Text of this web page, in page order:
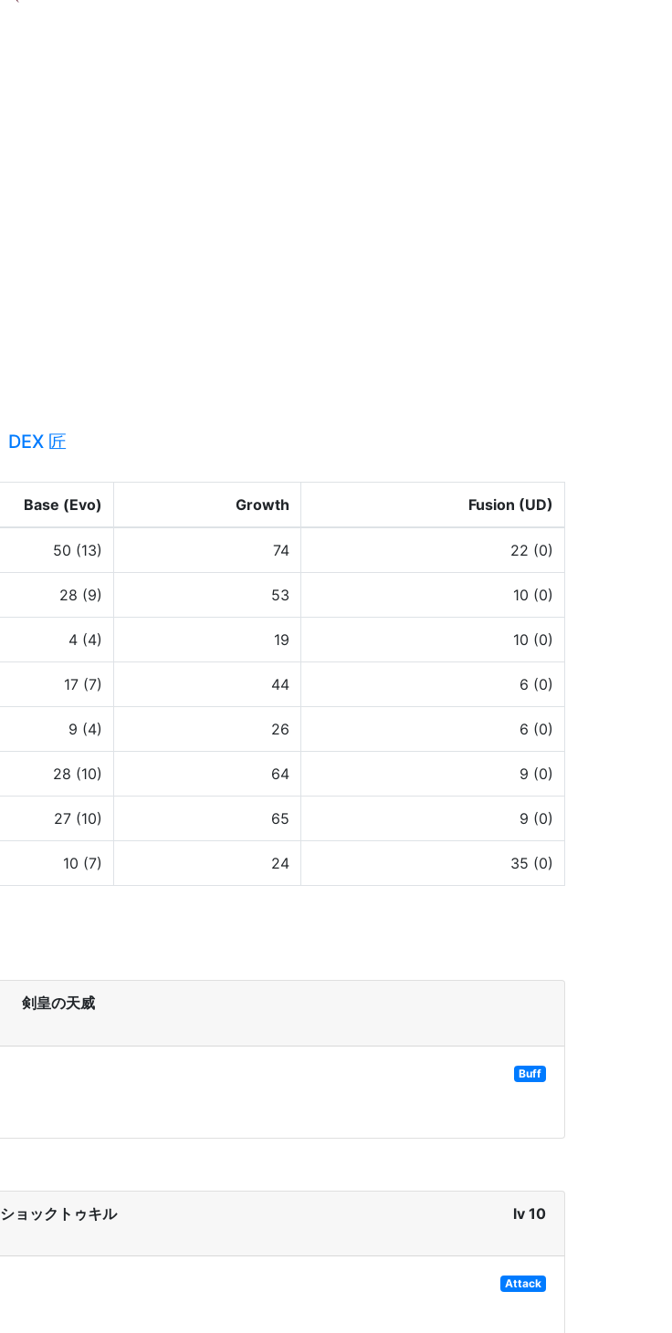
DEX 匠
Base (Evo) Growth Fusion (UD)
50 (13) 74 22 (0)
28 (9) 53 10 (0)
4 (4) 19 10 (0)
17 (7) 44 6 (0)
9 (4) 26 6 (0)
28 (10) 64 9 (0)
27 (10) 65 9 (0)
10 (7) 24 35 (0)
剣皇の天威
Buff
ショックトゥキル lv 10
Attack